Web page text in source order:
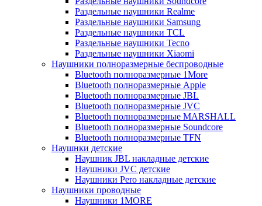
Раздельные наушники Realme
Раздельные наушники Samsung
Раздельные наушники TCL
Раздельные наушники Tecno
Раздельные наушники Xiaomi
Наушники полноразмерные беспроводные
Bluetooth полноразмерные 1More
Bluetooth полноразмерные Apple
Bluetooth полноразмерные JBL
Bluetooth полноразмерные JVC
Bluetooth полноразмерные MARSHALL
Bluetooth полноразмерные Soundcore
Bluetooth полноразмерные TFN
Наушнки детские
Наушник JBL накладные детские
Наушники JVC детские
Наушники Pero накладные детские
Наушники проводные
Наушники 1MORE